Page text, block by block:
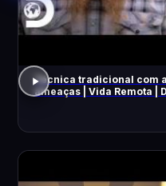
Técnica tradicional com
ameaças | Vida Remota |